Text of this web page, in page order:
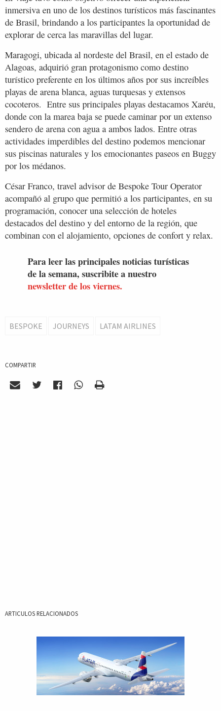
inmersiva en uno de los destinos turísticos más fascinantes
de Brasil, brindando a los participantes la oportunidad de
explorar de cerca las maravillas del lugar.
Maragogi, ubicada al nordeste del Brasil, en el estado de
Alagoas, adquirió gran protagonismo como destino
turístico preferente en los últimos años por sus increíbles
playas de arena blanca, aguas turquesas y extensos
cocoteros. Entre sus principales playas destacamos Xaréu,
donde con la marea baja se puede caminar por un extenso
sendero de arena con agua a ambos lados. Entre otras
actividades imperdibles del destino podemos mencionar
sus piscinas naturales y los emocionantes paseos en Buggy
por los médanos.
César Franco, travel advisor de Bespoke Tour Operator
acompañó al grupo que permitió a los participantes, en su
programación, conocer una selección de hoteles
destacados del destino y del entorno de la región, que
combinan con el alojamiento, opciones de confort y relax.
Para leer las principales noticias turísticas
de la semana, suscribite a nuestro
newsletter de los viernes.
BESPOKE JOURNEYS LATAM AIRLINES
COMPARTIR
ARTICULOS RELACIONADOS